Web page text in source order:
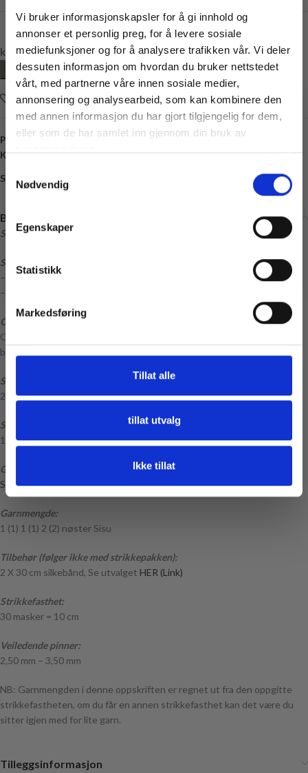
Vi bruker informasjonskapsler for å gi innhold og
annonser et personlig preg, for å levere sosiale
mediefunksjoner og for å analysere trafikken vår. Vi deler
dessuten informasjon om hvordan du bruker nettstedet
vårt, med partnerne våre innen sosiale medier,
annonsering og analysearbeid, som kan kombinere den
med annen informasjon du har gjort tilgjengelig for dem,
eller som de har samlet inn gjennom din bruk av
Nødvendig
Egenskaper
Statistikk
Markedsføring
Tillat alle
tillat utvalg
Ikke tillat
kr 105,00
LEGG I HANDLEKURV
Legg i ønskelisten
Produktnummer: SG-GARN-SISU
Kategori:Sandnes Garn
Share:
Beskrivelse
Strikkepakke til Bow Socks Junior 2501 Nr. 7 fra Sandnes Garn
Strikkepakken inneholder:
– Garn
– Oppskrift
Om oppskriften:
Oppskriftheftet inneholder både glattstrikkede sokker og ribbesokker,
begge strikkes med samme mengde Sisu fra Sandnes Garn
Størrelser:
20/22 (23/25) 26/28 (29/31) 32/34 (35/37)
Sokkens lengde i cm:
13 (15) 17 (19) 21 (23)
Garn:
Sisu fra Sandnes Garn
Garnmengde:
1 (1) 1 (1) 2 (2) nøster Sisu
Tilbehør (følger ikke med strikkepakken):
2 X 30 cm silkebånd, Se utvalget HER (Link)
Strikkefasthet:
30 masker = 10 cm
Veiledende pinner:
2,50 mm – 3,50 mm
NB: Garnmengden i denne oppskriften er regnet ut fra den oppgitte
strikkefastheten, om du får en annen strikkefasthet kan det være du
sitter igjen med for lite garn.
Tilleggsinformasjon
Vil du ha
10% rabatt
Email